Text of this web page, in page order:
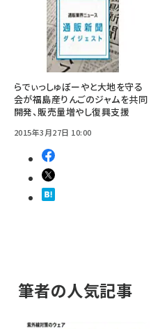
らでぃっしゅぼーやと大地を守る
会が福島産りんごのジャムを共同
開発、販売量増やし復興支援
2015年3月27日 10:00
筆者の人気記事